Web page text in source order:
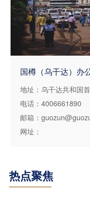
国樽（乌干达）办
地址：乌干达共和国
电话：4006661890
邮箱：
网址：
热点聚焦